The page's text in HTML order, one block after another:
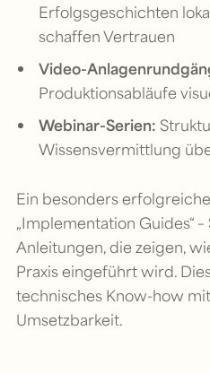
Erfolgsgeschichten
schaffen Vertrauen
Video-
Produktionsabläufe
Webinar-Serien:
Wissensvermittlung
Ein besonders
„Implementation Guides“
Anleitungen, die zeigen,
Praxis eingeführt wird.
technisches Know-how
Umsetzbarkeit.